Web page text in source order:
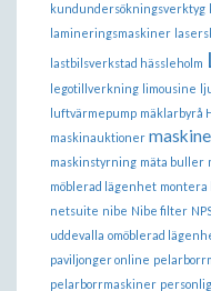
kundundersökningsverktyg
lamineringsmaskiner
lastbilsverkstad hässleholm
legotillverkning limousine
luftvärmepump mäklarbyrå
maskinauktioner
maskinstyrning mäta buller
möblerad lägenhet
netsuite nibe Nibe filter
uddevalla omöblerad
paviljonger online
pelarborrmaskiner